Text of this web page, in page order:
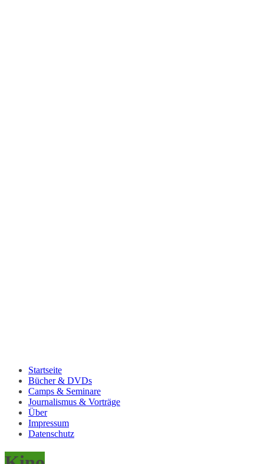
Startseite
Bücher & DVDs
Camps & Seminare
Journalismus & Vorträge
Über
Impressum
Datenschutz